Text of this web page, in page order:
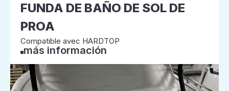
FUNDA DE BAÑO DE SOL DE
PROA
Compatible avec HARDTOP
más información